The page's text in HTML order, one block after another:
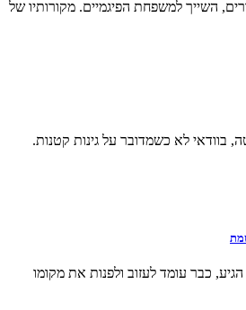
השייך למשפחת הפיגמיים. מקורותיו של
בוודאי לא כשמדובר על גינות קטנות.
כבר עומד לעזוב ולפנות את מקומו